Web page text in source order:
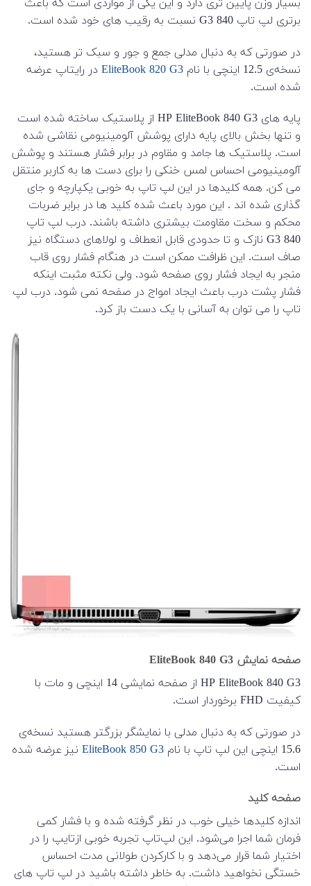
بسیار وزن پایین تری دارد و این یکی از مواردی است که باعث
برتری لپ تاپ 840 G3 نسبت به رقیب های خود شده است.
در صورتی که به دنبال مدلی جمع و جور و سبک تر هستید،
نسخه‌ی 12.5 اینچی با نام
EliteBook 820 G3 در رایتاپ عرضه
شده است.
پایه های HP EliteBook 840 G3 از پلاستیک ساخته شده است
و تنها بخش بالای پایه دارای پوشش آلومینیومی نقاشی شده
است. پلاستیک ها جامد و مقاوم در برابر فشار هستند و پوشش
آلومینیومی احساس لمس خنکی را برای دست ها به کاربر منتقل
می کن. همه کلیدها در این لپ تاپ به خوبی یکپارچه و جای
گذاری شده اند . این مورد باعث شده کلید ها در برابر ضربات
محکم و سخت مقاومت بیشتری داشته باشند. درب لپ تاپ
840 G3 نازک و تا حدودی قابل انعطاف و لولاهای دستگاه نیز
صاف است. این ظرافت ممکن است در هنگام فشار روی قاب
منجر به ایجاد فشار روی صفحه شود. ولی نکته مثبت اینکه
فشار پشت درب باعث ایجاد امواج در صفحه نمی شود. درب لپ
تاپ را می توان به آسانی با یک دست باز کرد.
صفحه نمایش EliteBook 840 G3
HP EliteBook 840 G3 از صفحه نمایشی 14 اینچی و مات با
کیفیت FHD برخوردار است.
در صورتی که به دنبال مدلی با نمایشگر بزرگتر هستید نسخه‌ی
15.6 اینچی این لپ تاپ با نام
EliteBook 850 G3 نیز عرضه شده
است.
صفحه کلید
اندازه‌ کلیدها خیلی خوب در نظر گرفته شده و با فشار کمی
فرمان شما اجرا می‌شود. این لپ‌تاپ تجربه‌ خوبی ازتایپ را در
اختیار شما قرار می‌دهد و با کارکردن طولانی مدت احساس
خستگی نخواهید داشت. به خاطر داشته باشید در لپ تاپ های